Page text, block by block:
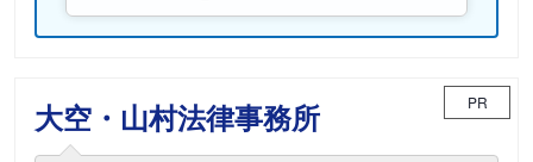
大空・山村法律事務所 PR